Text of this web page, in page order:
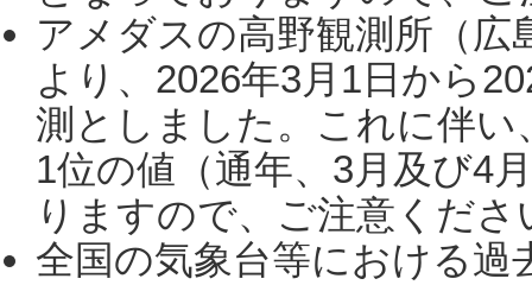
アメダスの高野観測所（
より、2026年3月1日から
測としました。これに伴い
1位の値（通年、3月及び4
りますので、ご注意くだ
全国の気象台等における過